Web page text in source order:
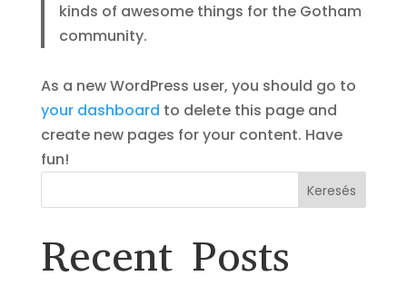
kinds of awesome things for the Gotham
community.
As a new WordPress user, you should go to
your dashboard to delete this page and
create new pages for your content. Have
fun!
Keresés
Recent Posts